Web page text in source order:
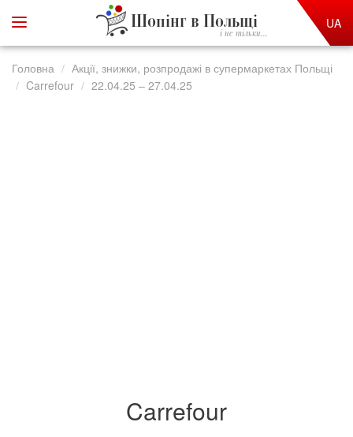
Шопінг в Польщі
і не тільки...
UA
Головна
Акції, знижки, розпродажі в супермаркетах Польщі
Carrefour
22.04.25 – 27.04.25
Carrefour